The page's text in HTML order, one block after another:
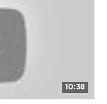
10:38